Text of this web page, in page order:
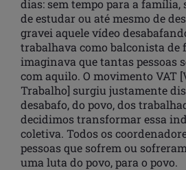
dias: sem tempo para a
de estudar ou até mesmo de
gravei aquele vídeo
trabalhava como balconista de
imaginava que tantas pessoas
com aquilo. O movimento VAT
Trabalho] surgiu justamente
desabafo, do povo, dos
decidimos transformar essa
coletiva. Todos os
pessoas que sofrem ou
uma luta do povo, para o povo.